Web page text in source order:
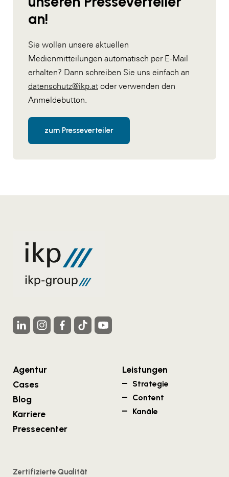
an!
Sie wollen unsere aktuellen
Medienmitteilungen automatisch per E-Mail
erhalten? Dann schreiben Sie uns einfach an
datenschutz@ikp.at oder verwenden den
Anmeldebutton.
zum Presseverteiler
Agentur
Cases
Blog
Karriere
Pressecenter
Leistungen
Strategie
Content
Kanäle
Zertifizierte Qualität